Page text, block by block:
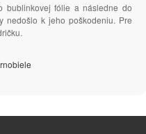
bublinkovej fólie a následne do
nedošlo k jeho poškodeniu. Pre